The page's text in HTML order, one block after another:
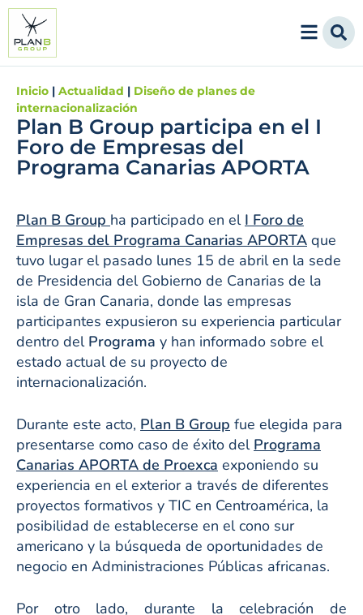
Inicio | Actualidad | Diseño de planes de
internacionalización
Plan B Group participa en el I
Foro de Empresas del
Programa Canarias APORTA
Plan B Group ha participado en el I Foro de
Empresas del Programa Canarias APORTA que
tuvo lugar el pasado lunes 15 de abril en la sede
de Presidencia del Gobierno de Canarias de la
isla de Gran Canaria, donde las empresas
participantes expusieron su experiencia particular
dentro del Programa y han informado sobre el
estado actual de su proyecto de
internacionalización.
Durante este acto, Plan B Group fue elegida para
presentarse como caso de éxito del Programa
Canarias APORTA de Proexca exponiendo su
experiencia en el exterior a través de diferentes
proyectos formativos y TIC en Centroamérica, la
posibilidad de establecerse en el cono sur
americano y la búsqueda de oportunidades de
negocio en Administraciones Públicas africanas.
Por otro lado, durante la celebración de